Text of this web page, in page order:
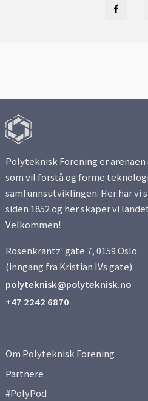
Polyteknisk Forening er
som vil forstå og forme
samfunnsutviklingen. Her har vi
siden 1852 og her skaper vi
Velkommen!
Rosenkrantz' gate 7, 0159 Oslo
(inngang fra Kristian IVs gate)
polyteknisk@polyteknisk.no
+47 2242 6870
Om Polyteknisk Forening
Partnere
#PolyPod